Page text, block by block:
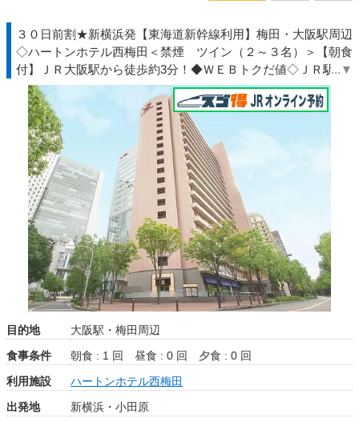
３０日前割★新横浜発【東海道新幹線利用】梅田・大阪駅周辺
◇ハートンホテル西梅田＜禁煙 ツイン（２～３名）＞【朝食
付】ＪＲ大阪駅から徒歩約3分！◆ＷＥＢトクだ値◇ＪＲ駅受
目的地
大阪駅・梅田周辺
食事条件
朝食 : 1 回 昼食 : 0 回
夕食 : 0 回
利用施設
ハートンホテル西梅田
出発地
新横浜・小田原